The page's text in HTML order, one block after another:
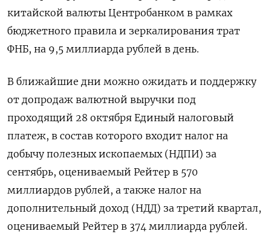
китайской валюты Центробанком в рамках
бюджетного правила и зеркалирования трат
ФНБ, на 9,5 миллиарда рублей в день.
В ближайшие дни можно ожидать и поддержку
от допродаж валютной выручки под
проходящий 28 октября Единый налоговый
платеж, в состав которого входит налог на
добычу полезных ископаемых (НДПИ) за
сентябрь, оцениваемый Рейтер в 570
миллиардов рублей, а также налог на
дополнительный доход (НДД) за третий квартал,
оцениваемый Рейтер в 374 миллиарда рублей.